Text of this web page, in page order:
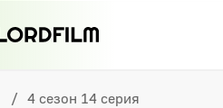
4 сезон 14 серия